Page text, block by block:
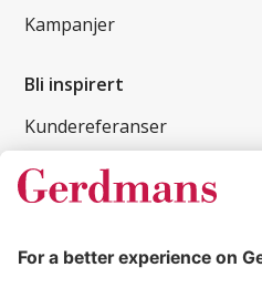
Kampanjer
Bli inspirert
Kundereferanser
Magasin
Tips og guider
Kontakt